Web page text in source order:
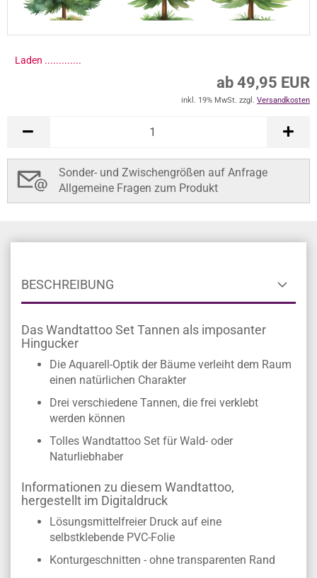
Laden .............
ab 49,95 EUR
inkl. 19% MwSt. zzgl. Versandkosten
Sonder- und Zwischengrößen auf Anfrage
Allgemeine Fragen zum Produkt
BESCHREIBUNG
Das Wandtattoo Set Tannen als imposanter
Hingucker
Die Aquarell-Optik der Bäume verleiht dem Raum
einen natürlichen Charakter
Drei verschiedene Tannen, die frei verklebt
werden können
Tolles Wandtattoo Set für Wald- oder
Naturliebhaber
Informationen zu diesem Wandtattoo,
hergestellt im Digitaldruck
Lösungsmittelfreier Druck auf eine
selbstklebende PVC-Folie
Konturgeschnitten - ohne transparenten Rand